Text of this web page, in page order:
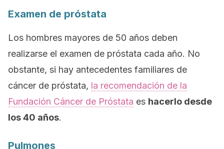
Examen de próstata
Los hombres mayores de 50 años deben
realizarse el examen de próstata cada año. No
obstante, si hay antecedentes familiares de
cáncer de próstata, la recomendación de la
Fundación Cáncer de Próstata es hacerlo desde
los 40 años.
Pulmones